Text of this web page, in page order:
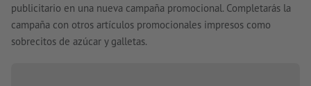
publicitario en una nueva campaña promocional. Completarás la
campaña con otros artículos promocionales impresos como
sobrecitos de azúcar y galletas.